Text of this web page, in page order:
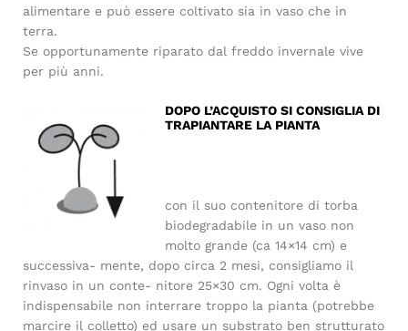
alimentare e può essere coltivato sia in vaso che in
terra.
Se opportunamente riparato dal freddo invernale vive
per più anni.
DOPO L’ACQUISTO SI CONSIGLIA DI
TRAPIANTARE LA PIANTA
con il suo contenitore di torba
biodegradabile in un vaso non
molto grande (ca 14×14 cm) e
successiva- mente, dopo circa 2 mesi, consigliamo il
rinvaso in un conte- nitore 25×30 cm. Ogni volta è
indispensabile non interrare troppo la pianta (potrebbe
marcire il colletto) ed usare un substrato ben strutturato